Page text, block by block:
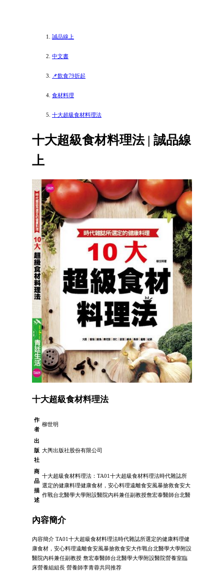
誠品線上
中文書
📌飲食79折起
食材料理
十大超級食材料理法
十大超級食材料理法 | 誠品線
上
十大超級食材料理法
作
者
柳世明
出
版
社
大輿出版社股份有限公司
商
品
描
述
十大超級食材料理法：TA01十大超級食材料理法時代雜誌所
選定的健康料理健康食材，安心料理遠離食安風暴搶救食安大
作戰台北醫學大學附設醫院內科兼任副教授詹宏泰醫師台北醫
內容簡介
內容簡介 TA01十大超級食材料理法時代雜誌所選定的健康料理健
康食材，安心料理遠離食安風暴搶救食安大作戰台北醫學大學附設
醫院內科兼任副教授 詹宏泰醫師台北醫學大學附設醫院營養室臨
床營養組組長 營養師李青蓉共同推荐